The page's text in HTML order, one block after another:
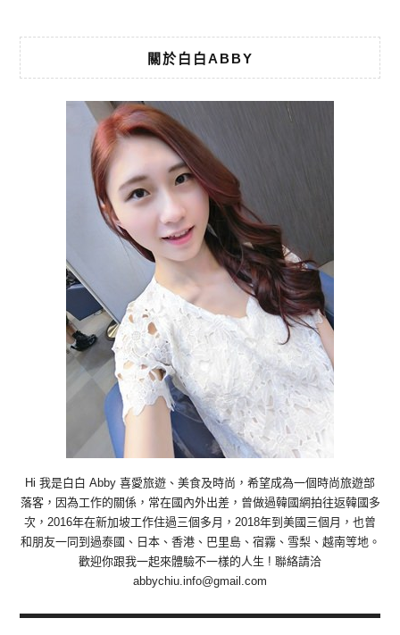
關於白白ABBY
Hi 我是白白 Abby 喜愛旅遊、美食及時尚，希望成為一個時尚旅遊部
落客，因為工作的關係，常在國內外出差，曾做過韓國網拍往返韓國多
次，2016年在新加坡工作住過三個多月，2018年到美國三個月，也曾
和朋友一同到過泰國、日本、香港、巴里島、宿霧、雪梨、越南等地。
歡迎你跟我一起來體驗不一樣的人生 ! 聯絡請洽
abbychiu.info@gmail.com